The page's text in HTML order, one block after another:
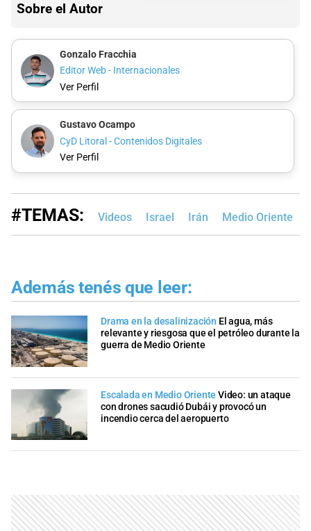
Sobre el Autor
Gonzalo Fracchia
Editor Web - Internacionales
Ver Perfil
Gustavo Ocampo
CyD Litoral - Contenidos Digitales
Ver Perfil
#TEMAS: Videos Israel Irán Medio Oriente
Además tenés que leer:
Drama en la desalinización El agua, más
relevante y riesgosa que el petróleo durante la
guerra de Medio Oriente
Escalada en Medio Oriente Video: un ataque
con drones sacudió Dubái y provocó un
incendio cerca del aeropuerto